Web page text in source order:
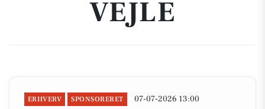
VEJLE
ERHVERV SPONSORERET 07-07-2026 13:00